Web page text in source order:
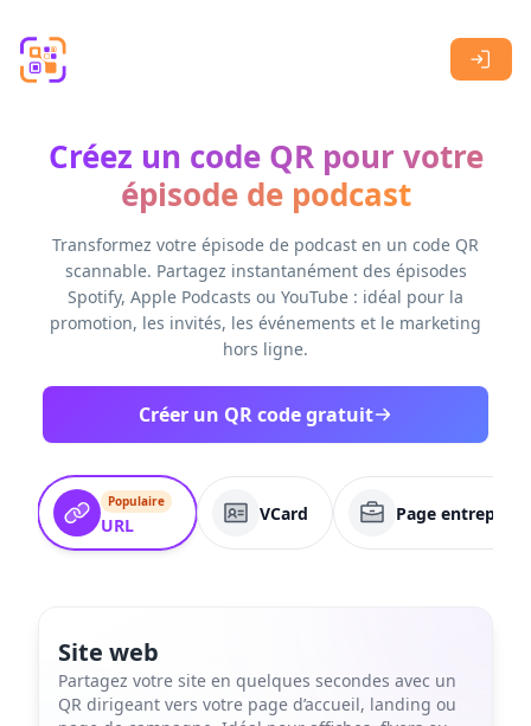
Créez un code QR pour votre
épisode de podcast
Transformez votre épisode de podcast en un code QR
scannable. Partagez instantanément des épisodes
Spotify, Apple Podcasts ou YouTube : idéal pour la
promotion, les invités, les événements et le marketing
hors ligne.
Créer un QR code gratuit
Populaire
URL
VCard Page entreprise
Site web
Partagez votre site en quelques secondes avec un
QR dirigeant vers votre page d’accueil, landing ou